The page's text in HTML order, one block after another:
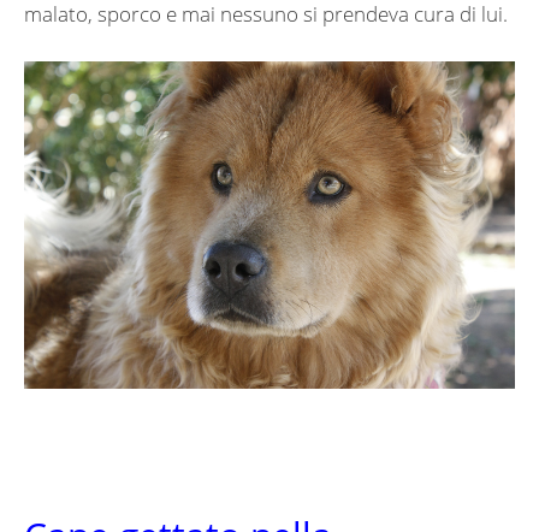
malato, sporco e mai nessuno si prendeva cura di lui.